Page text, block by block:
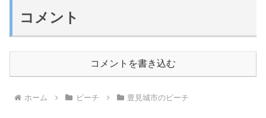
コメント
コメントを書き込む
ホーム ビーチ 豊見城市のビーチ